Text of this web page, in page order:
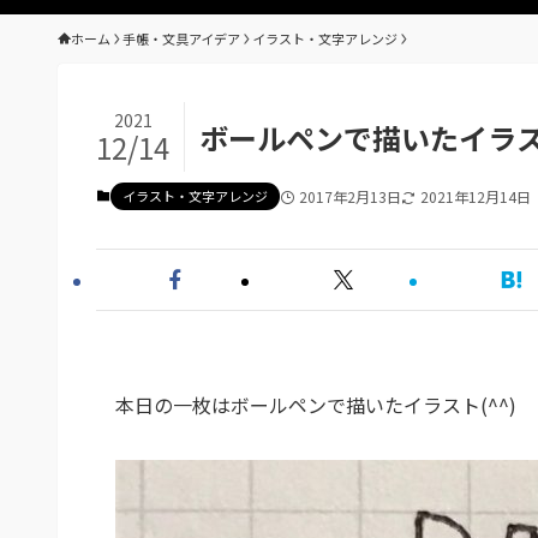
ホーム 手帳・文具アイデア イラスト・文字アレンジ
ボールペンで描いたイラ
2021
12/14
イラスト・文字アレンジ 2017年2月13日 2021年12月14日
本日の一枚はボールペンで描いたイラスト(^^)